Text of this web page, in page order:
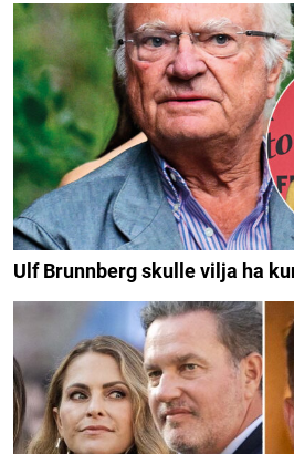
Ulf Brunnberg skulle vilja ha